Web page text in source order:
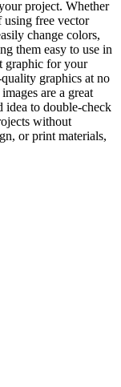
project. Whether
using free vector
change colors,
them easy to use in
graphic for your
graphics at no
are a great
idea to double-check
without
or print materials,